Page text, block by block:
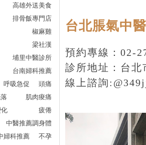
台北脹氣中
預約專線：02-
診所地址： 台北
線上諮詢:
高雄外送美食
排骨飯專門店
椒麻雞
梁社漢
埔里中醫診所
台南婦科推薦
呼吸急促
頭痛
肌肉痠痛
疲倦
中醫推薦調身體
婦科推薦
不孕